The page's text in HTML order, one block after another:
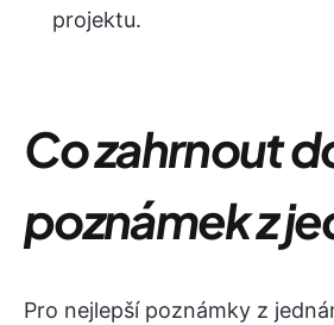
projektu.
Co zahrnout
poznámek z
Pro nejlepší poznámky z